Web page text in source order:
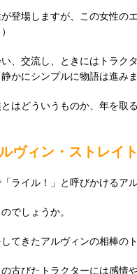
登場しますが、この女性
、交流し、ときにはトラク
かにシンプルに物語は進みま
はどういうものか、年を取
ヴィン・ストレイト
ライル！」と呼びかけるアル
でしょうか。
てきたアルヴィンの相棒の
古びたトラクターには感情